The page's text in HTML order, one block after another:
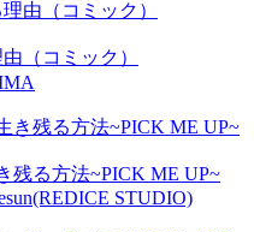
（コミック）
残る方法~PICK ME UP~
STUDIO)